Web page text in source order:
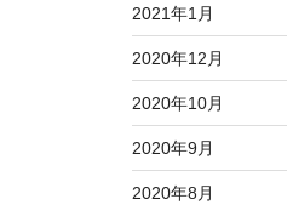
2021年1月
2020年12月
2020年10月
2020年9月
2020年8月